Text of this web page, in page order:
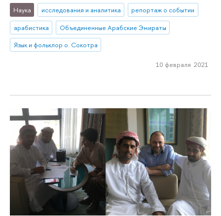
Наука исследования и аналитика
репортаж о событии
арабистика
Объединенные Арабские Эмираты
Язык и фольклор о. Сокотра
10 февраля 2021